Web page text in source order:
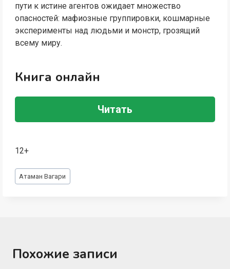
пути к истине агентов ожидает множество
опасностей: мафиозные группировки, кошмарные
эксперименты над людьми и монстр, грозящий
всему миру.
Книга онлайн
Читать
12+
Метки
записи:
Атаман Вагари
Похожие записи